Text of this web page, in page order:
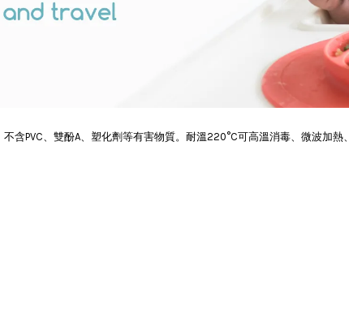
含PVC、雙酚A、塑化劑等有害物質。耐溫220°C可高溫消毒、微波加